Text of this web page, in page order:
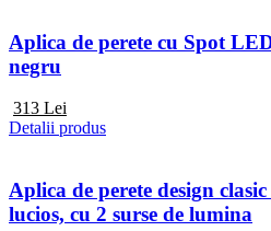
Aplica de perete cu Spot
negru
313 Lei
Detalii produs
Aplica de perete design
lucios, cu 2 surse de lumina